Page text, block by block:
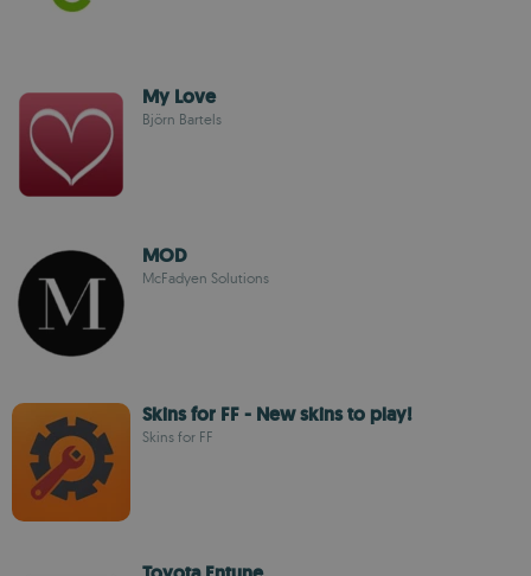
My Love
Björn Bartels
MOD
McFadyen Solutions
Skins for FF - New skins to play!
Skins for FF